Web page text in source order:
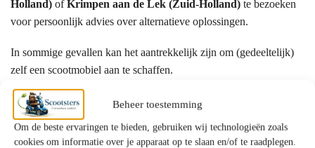
Beheer toestemming
Om de beste ervaringen te bieden, gebruiken wij technologieën zoals
cookies om informatie over je apparaat op te slaan en/of te raadplegen.
Holland) ofKrimpen aan de Lek (Zuid-Holland) te bezoeken
voor persoonlijk advies over alternatieve oplossingen.
In sommige gevallen kan het aantrekkelijk zijn om (gedeeltelijk)
zelf een scootmobiel aan te schaffen.
Hoe vraagt u ondersteuning aan?
De aanvraag verloopt meestal via: